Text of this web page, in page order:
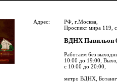
Адрес:
РФ, г.Москва,
Проспект мира 119,
ВДНХ
Работаем без
10:00 до 19:00,
с 10:00 до 20:00,
метро ВДНХ,